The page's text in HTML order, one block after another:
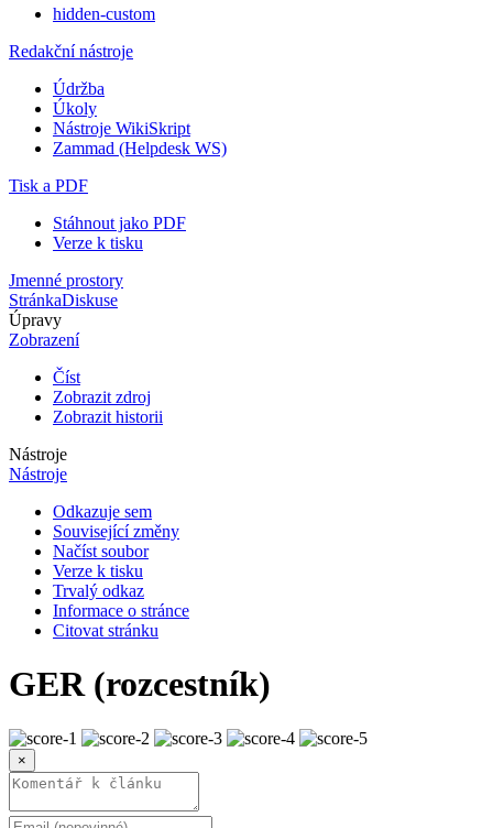
hidden-custom
Redakční nástroje
Údržba
Úkoly
Nástroje WikiSkript
Zammad (Helpdesk WS)
Tisk a PDF
Stáhnout jako PDF
Verze k tisku
Jmenné prostory
StránkaDiskuse
Úpravy
Zobrazení
Číst
Zobrazit zdroj
Zobrazit historii
Nástroje
Nástroje
Odkazuje sem
Související změny
Načíst soubor
Verze k tisku
Trvalý odkaz
Informace o stránce
Citovat stránku
GER (rozcestník)
×